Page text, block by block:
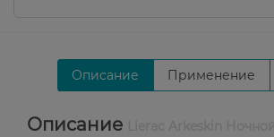
Описание Применение
Описание